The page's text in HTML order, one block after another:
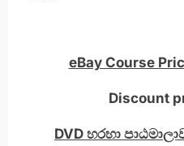
eBay Course
Discount
DVD හරහා